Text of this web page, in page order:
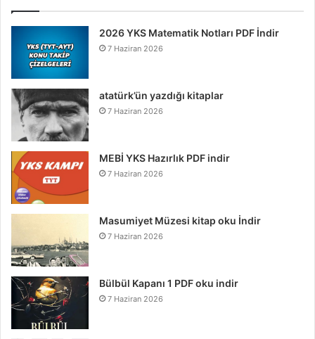
2026 YKS Matematik Notları PDF İndir
7 Haziran 2026
atatürk’ün yazdığı kitaplar
7 Haziran 2026
MEBİ YKS Hazırlık PDF indir
7 Haziran 2026
Masumiyet Müzesi kitap oku İndir
7 Haziran 2026
Bülbül Kapanı 1 PDF oku indir
7 Haziran 2026